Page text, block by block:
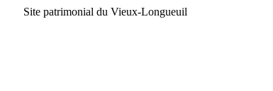
Site patrimonial du Vieux-Longueuil